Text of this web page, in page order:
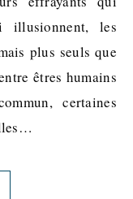
illusionnent, les
plus seuls que
êtres humains
certaines